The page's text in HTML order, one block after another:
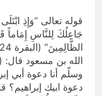
قوله تعالى “وَإِذِ
جَاعِلُكَ لِلنَّاسِ إِمَاماً
الله بن مسعود قال:
وسلّم أنا دعوة أبي
دعوة ابيك إبراهيم؟